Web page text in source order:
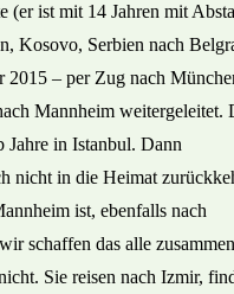
(er ist mit 14 Jahren mit
Kosovo, Serbien nach
2015 – per Zug nach
Mannheim weitergeleitet.
Jahre in Istanbul. Dann
nicht in die Heimat
ist, ebenfalls nach
schaffen das alle
Sie reisen nach Izmir,